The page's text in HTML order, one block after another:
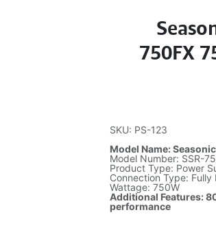
750FX
SKU: PS-123
Model Name:
Model Number: SSR-
Product Type: Power
Connection Type: Fully
Wattage: 750W
Additional Features:
performance